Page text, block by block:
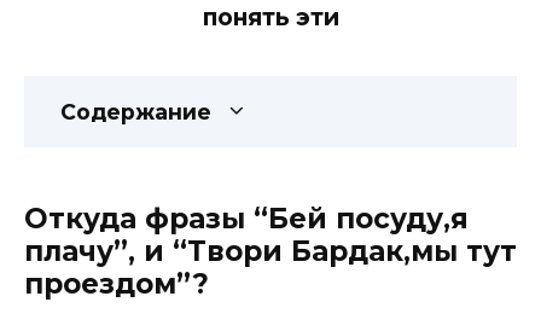
понять эти
Содержание
Откуда фразы “Бей посуду,я
плачу”, и “Твори Бардак,мы тут
проездом”?